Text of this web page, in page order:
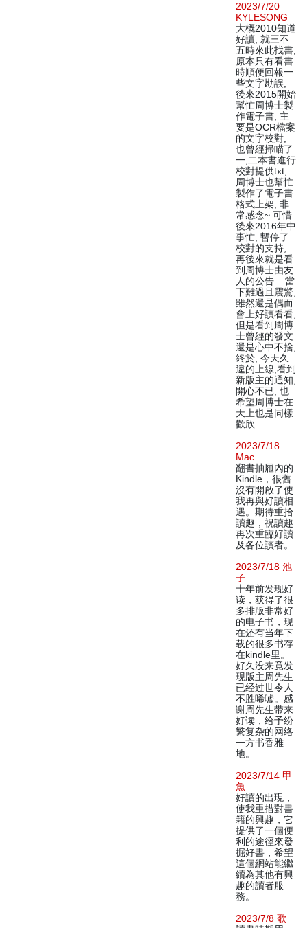
2023/7/20
KYLESONG
大概2010知道
好讀, 就三不
五時來此找書,
原本只有看書
時順便回報一
些文字勘誤,
後來2015開始
幫忙周博士製
作電子書, 主
要是OCR檔案
的文字校對,
也曾經掃瞄了
一,二本書進行
校對提供txt,
周博士也幫忙
製作了電子書
格式上架, 非
常感念~ 可惜
後來2016年中
事忙, 暫停了
校對的支持,
再後來就是看
到周博士由友
人的公告....當
下難過且震驚,
雖然還是偶而
會上好讀看看,
但是看到周博
士曾經的發文
還是心中不捨,
終於, 今天久
違的上線,看到
新版主的通知,
開心不已, 也
希望周博士在
天上也是同樣
歡欣.
2023/7/18
Mac
翻書抽屜內的
Kindle，很舊
沒有開啟了使
我再與好讀相
遇。期待重拾
讀趣，祝讀趣
再次重臨好讀
及各位讀者。
2023/7/18 池
子
十年前发现好
读，获得了很
多排版非常好
的电子书，现
在还有当年下
载的很多书存
在kindle里。
好久没来竟发
现版主周先生
已经过世令人
不胜唏嘘。感
谢周先生带来
好读，给予纷
繁复杂的网络
一方书香雅
地。
2023/7/14 甲
魚
好讀的出現，
使我重措對書
籍的興趣，它
提供了一個便
利的途徑來發
掘好書，希望
這個網站能繼
續為其他有興
趣的讀者服
務。
2023/7/8 歌